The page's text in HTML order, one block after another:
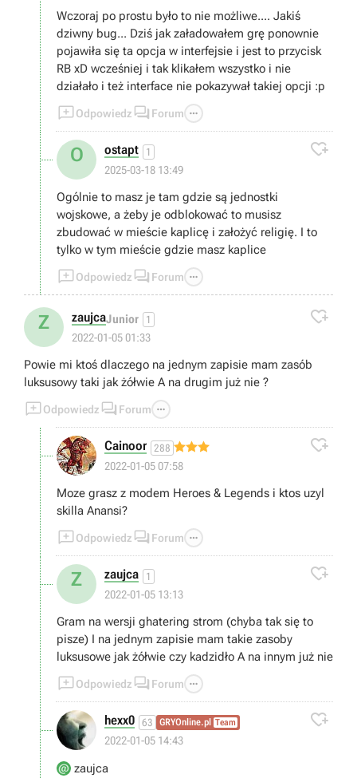
Wczoraj po prostu było to nie możliwe.... Jakiś
dziwny bug... Dziś jak załadowałem grę ponownie
pojawiła się ta opcja w interfejsie i jest to przycisk
RB xD wcześniej i tak klikałem wszystko i nie
działało i też interface nie pokazywał takiej opcji :p
Odpowiedz  Forum 
O ostapt 1
2025-03-18 13:49

Ogólnie to masz je tam gdzie są jednostki
wojskowe, a żeby je odblokować to musisz
zbudować w mieście kaplicę i założyć religię. I to
tylko w tym mieście gdzie masz kaplice
Odpowiedz  Forum 
Z zaujcaJunior 1
2022-01-05 01:33

Powie mi ktoś dlaczego na jednym zapisie mam zasób
luksusowy taki jak żółwie A na drugim już nie ?
Odpowiedz  Forum 
Cainoor 288
2022-01-05 07:58

Moze grasz z modem Heroes & Legends i ktos uzyl
skilla Anansi?
Odpowiedz  Forum 
Z zaujca 1
2022-01-05 13:13

Gram na wersji ghatering strom (chyba tak się to
pisze) I na jednym zapisie mam takie zasoby
luksusowe jak żółwie czy kadzidło A na innym już nie
Odpowiedz  Forum 
hexx0 63 GRYOnline.pl Team
2022-01-05 14:43

zaujca